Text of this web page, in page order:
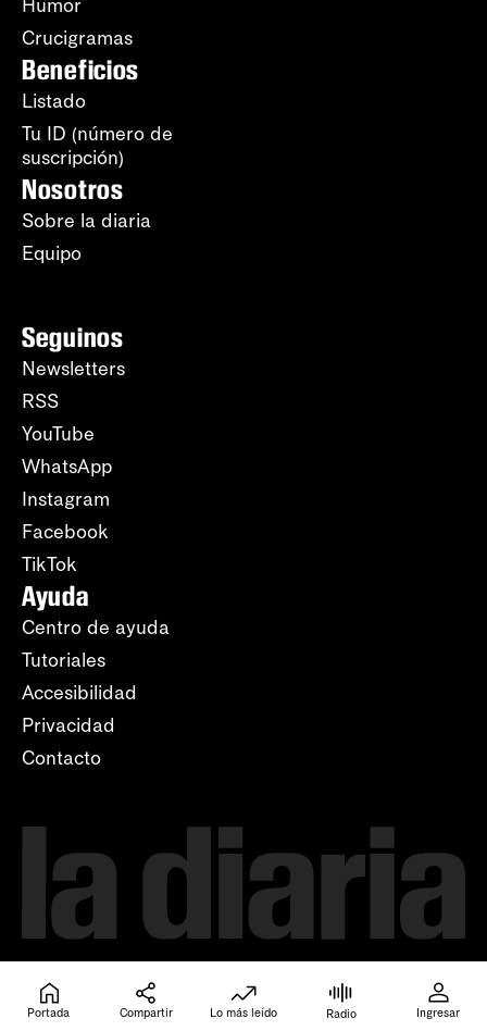
Humor
Crucigramas
Beneficios
Listado
Tu ID (número de
suscripción)
Nosotros
Sobre la diaria
Equipo
Seguinos
Newsletters
RSS
YouTube
WhatsApp
Instagram
Facebook
TikTok
Ayuda
Centro de ayuda
Tutoriales
Accesibilidad
Privacidad
Contacto
Portada Compartir Lo más leído Radio Ingresar